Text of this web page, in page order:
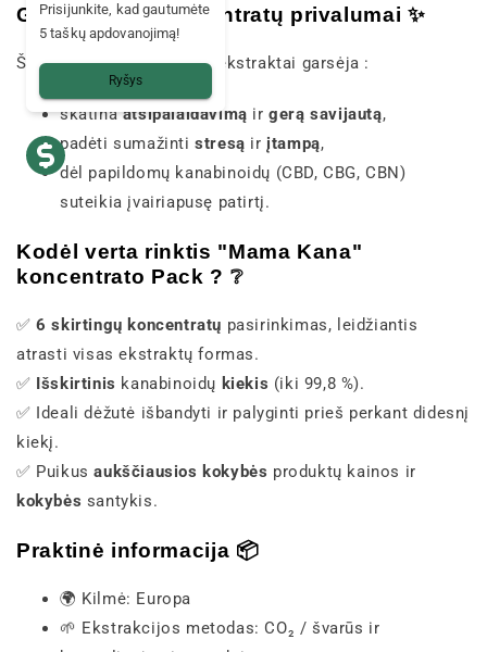
Galimi mūsų koncentratų privalumai ✨
Šie koncentruoti kanapių ekstraktai garsėja :
skatinaatsipalaidavimą irgerą savijautą,
padėti sumažintistresą ir įtampą,
dėl papildomų kanabinoidų (CBD, CBG, CBN)
suteikia įvairiapusę patirtį.
Kodėl verta rinktis "Mama Kana"
koncentrato Pack ? ❔
✅6 skirtingų koncentratų pasirinkimas, leidžiantis
atrasti visas ekstraktų formas.
✅ Išskirtinis kanabinoidų kiekis (iki 99,8 %).
✅ Ideali dėžutė išbandyti ir palyginti prieš perkant didesnį
kiekį.
✅ Puikusaukščiausios kokybės produktų kainos ir
kokybės santykis.
Praktinė informacija 📦
🌍 Kilmė: Europa
🌱 Ekstrakcijos metodas: CO₂ / švarūs ir
Prisijunkite, kad gautumėte
5 taškų apdovanojimą!
Ryšys